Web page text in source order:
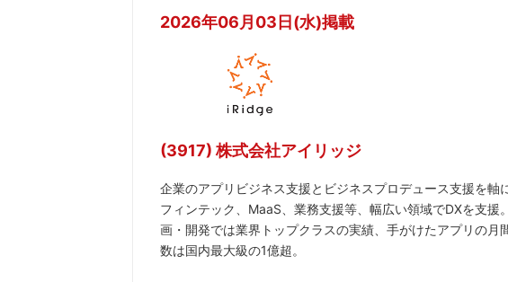
2026年06月03日(水)掲載
(3917) 株式会社アイリッジ
企業のアプリビジネス支援とビジネスプロデュース支援を軸
フィンテック、MaaS、業務支援等、幅広い領域でDXを支援
画・開発では業界トップクラスの実績、手がけたアプリの月
数は国内最大級の1億超。